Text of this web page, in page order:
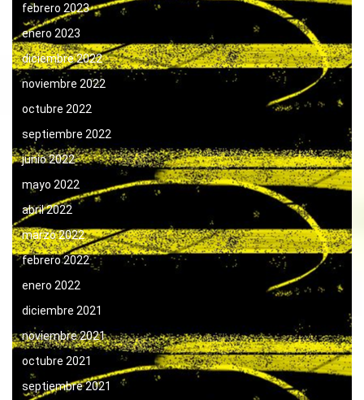
febrero 2023
enero 2023
diciembre 2022
noviembre 2022
octubre 2022
septiembre 2022
junio 2022
mayo 2022
abril 2022
marzo 2022
febrero 2022
enero 2022
diciembre 2021
noviembre 2021
octubre 2021
septiembre 2021